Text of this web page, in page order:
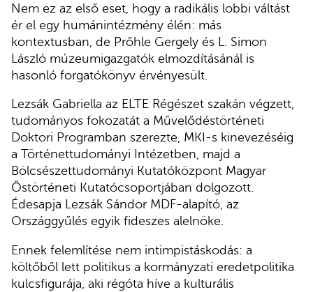
Nem ez az első eset, hogy a radikális lobbi váltást
ér el egy humánintézmény élén: más
kontextusban, de Prőhle Gergely és L. Simon
László múzeumigazgatók elmozdításánál is
hasonló forgatókönyv érvényesült.
Lezsák Gabriella az ELTE Régészet szakán végzett,
tudományos fokozatát a Művelődéstörténeti
Doktori Programban szerezte, MKI-s kinevezéséig
a Történettudományi Intézetben, majd a
Bölcsészettudományi Kutatóközpont Magyar
Őstörténeti Kutatócsoportjában dolgozott.
Édesapja Lezsák Sándor MDF-alapító, az
Országgyűlés egyik fideszes alelnöke.
Ennek felemlítése nem intimpistáskodás: a
költőből lett politikus a kormányzati eredetpolitika
kulcsfigurája, aki régóta híve a kulturális